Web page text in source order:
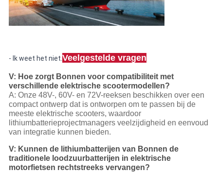
- Ik weet het niet.Veelgestelde vragen
V: Hoe zorgt Bonnen voor compatibiliteit met
verschillende elektrische scootermodellen?
A: Onze 48V-, 60V- en 72V-reeksen beschikken over een
compact ontwerp dat is ontworpen om te passen bij de
meeste elektrische scooters, waardoor
lithiumbatterieprojectmanagers veelzijdigheid en eenvoud
van integratie kunnen bieden.
V: Kunnen de lithiumbatterijen van Bonnen de
traditionele loodzuurbatterijen in elektrische
motorfietsen rechtstreeks vervangen?